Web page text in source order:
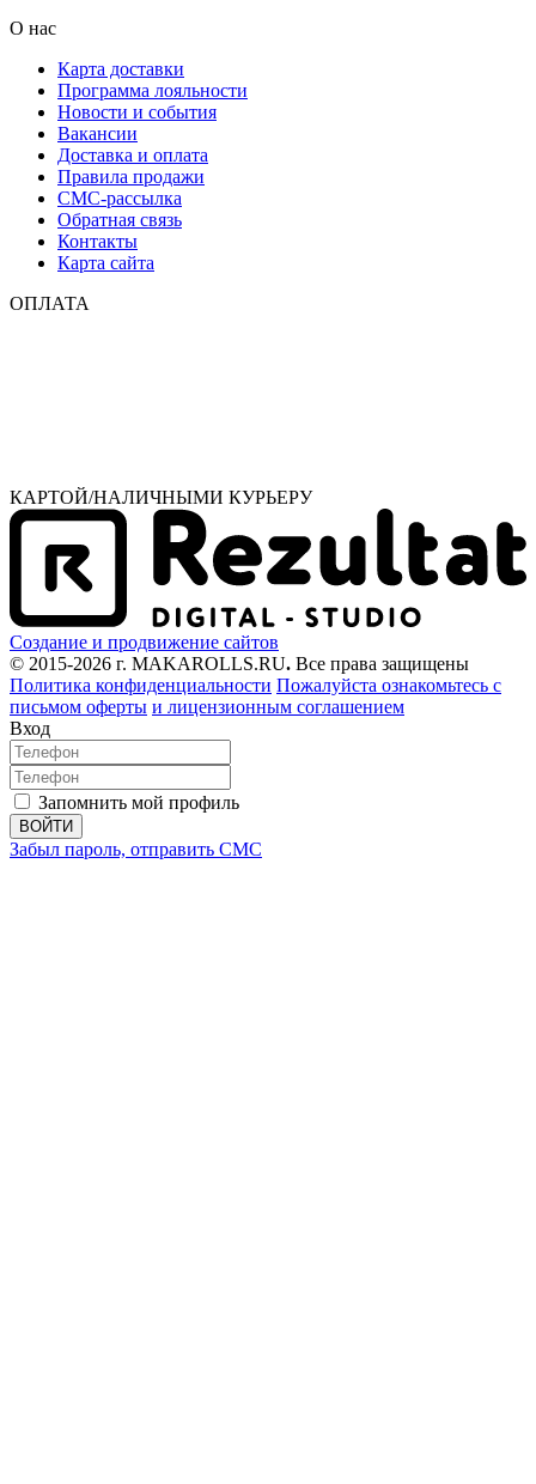
О нас
Карта доставки
Программа лояльности
Новости и события
Вакансии
Доставка и оплата
Правила продажи
СМС-рассылка
Обратная связь
Контакты
Карта сайта
ОПЛАТА
КАРТОЙ/НАЛИЧНЫМИ КУРЬЕРУ
Создание и продвижение сайтов
© 2015-2026 г. MAKAROLLS.RU. Все права защищены
Политика конфиденциальности Пожалуйста ознакомьтесь с
письмом оферты и лицензионным соглашением
Вход
Запомнить мой профиль
ВОЙТИ
Забыл пароль, отправить СМС